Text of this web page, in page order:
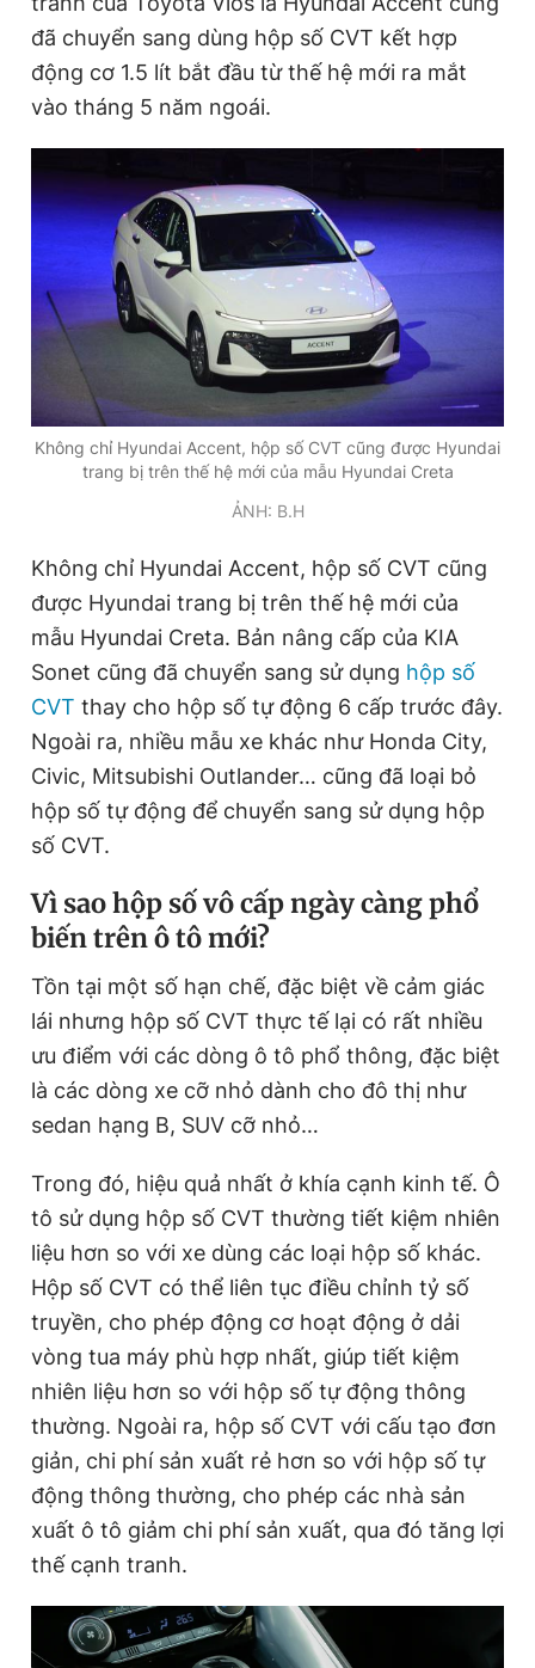
đã chuyển sang dùng hộp số CVT kết hợp
động cơ 1.5 lít bắt đầu từ thế hệ mới ra mắt
vào tháng 5 năm ngoái.
Không chỉ Hyundai Accent, hộp số CVT cũng được Hyundai
trang bị trên thế hệ mới của mẫu Hyundai Creta
ẢNH: B.H
Không chỉ Hyundai Accent, hộp số CVT cũng
được Hyundai trang bị trên thế hệ mới của
mẫu Hyundai Creta. Bản nâng cấp của KIA
Sonet cũng đã chuyển sang sử dụng hộp số
CVT thay cho hộp số tự động 6 cấp trước đây.
Ngoài ra, nhiều mẫu xe khác như Honda City,
Civic, Mitsubishi Outlander… cũng đã loại bỏ
hộp số tự động để chuyển sang sử dụng hộp
số CVT.
Vì sao hộp số vô cấp ngày càng phổ
biến trên ô tô mới?
Tồn tại một số hạn chế, đặc biệt về cảm giác
lái nhưng hộp số CVT thực tế lại có rất nhiều
ưu điểm với các dòng ô tô phổ thông, đặc biệt
là các dòng xe cỡ nhỏ dành cho đô thị như
sedan hạng B, SUV cỡ nhỏ…
Trong đó, hiệu quả nhất ở khía cạnh kinh tế. Ô
tô sử dụng hộp số CVT thường tiết kiệm nhiên
liệu hơn so với xe dùng các loại hộp số khác.
Hộp số CVT có thể liên tục điều chỉnh tỷ số
truyền, cho phép động cơ hoạt động ở dải
vòng tua máy phù hợp nhất, giúp tiết kiệm
nhiên liệu hơn so với hộp số tự động thông
thường. Ngoài ra, hộp số CVT với cấu tạo đơn
giản, chi phí sản xuất rẻ hơn so với hộp số tự
động thông thường, cho phép các nhà sản
xuất ô tô giảm chi phí sản xuất, qua đó tăng lợi
thế cạnh tranh.